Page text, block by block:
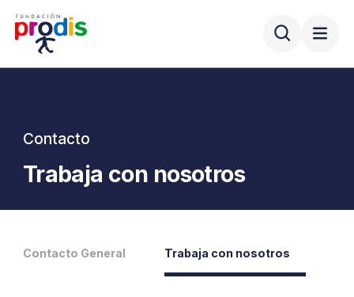
Contacto
Trabaja con nosotros
Contacto General Trabaja con nosotros